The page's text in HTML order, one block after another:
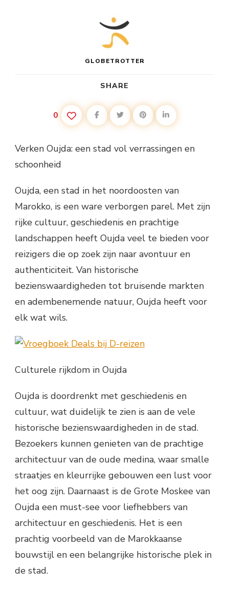
GLOBETROTTER
SHARE
0
Verken Oujda: een stad vol verrassingen en
schoonheid
Oujda, een stad in het noordoosten van
Marokko, is een ware verborgen parel. Met zijn
rijke cultuur, geschiedenis en prachtige
landschappen heeft Oujda veel te bieden voor
reizigers die op zoek zijn naar avontuur en
authenticiteit. Van historische
bezienswaardigheden tot bruisende markten
en adembenemende natuur, Oujda heeft voor
elk wat wils.
Culturele rijkdom in Oujda
Oujda is doordrenkt met geschiedenis en
cultuur, wat duidelijk te zien is aan de vele
historische bezienswaardigheden in de stad.
Bezoekers kunnen genieten van de prachtige
architectuur van de oude medina, waar smalle
straatjes en kleurrijke gebouwen een lust voor
het oog zijn. Daarnaast is de Grote Moskee van
Oujda een must-see voor liefhebbers van
architectuur en geschiedenis. Het is een
prachtig voorbeeld van de Marokkaanse
bouwstijl en een belangrijke historische plek in
de stad.